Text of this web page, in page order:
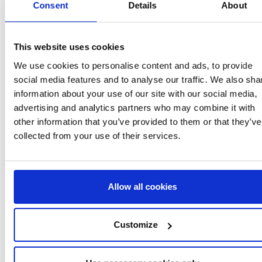
Consent Details About
This website uses cookies
We use cookies to personalise content and ads, to provide
social media features and to analyse our traffic. We also
information about your use of our site with our social media,
advertising and analytics partners who may combine it with
other information that you’ve provided to them or that they’ve
collected from your use of their services.
Allow all cookies
Customize
Plus d'articles PRINCESS
PRINCESS